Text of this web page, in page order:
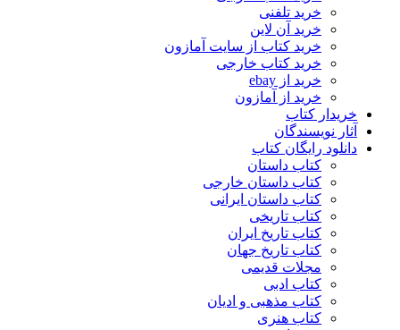
خرید تلفنی
خرید آن لاین
خرید کتاب از سایت آمازون
خرید کتاب خارجی
خرید از ebay
خرید از آمازون
خریدار کتاب
آثار نویسندگان
دانلود رایگان کتاب
کتاب داستان
کتاب داستان خارجی
کتاب داستان ایرانی
کتاب تاریخی
کتاب تاریخ ایران
کتاب تاریخ جهان
مجلات قدیمی
کتاب ادبی
کتاب مذهبی و ادیان
کتاب هنری